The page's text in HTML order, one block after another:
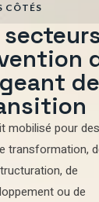
CÔTÉS
de
mobilisé pourdes
transformation,
, de
ou de